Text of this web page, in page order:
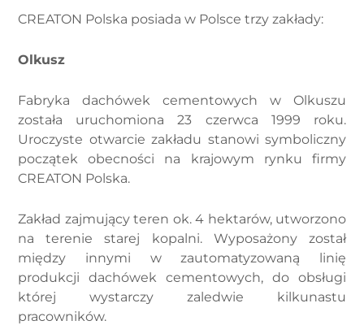
CREATON Polska posiada w Polsce trzy zakłady:
Olkusz
Fabryka dachówek cementowych w Olkuszu
została uruchomiona 23 czerwca 1999 roku.
Uroczyste otwarcie zakładu stanowi symboliczny
początek obecności na krajowym rynku firmy
CREATON Polska.
Zakład zajmujący teren ok. 4 hektarów, utworzono
na terenie starej kopalni. Wyposażony został
między innymi w zautomatyzowaną linię
produkcji dachówek cementowych, do obsługi
której wystarczy zaledwie kilkunastu
pracowników.